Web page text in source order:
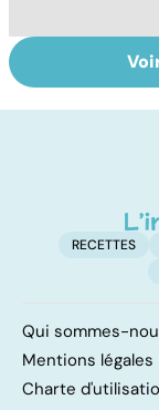
mangeons-
RECETTES
Qui sommes-
Mentions légales
Charte